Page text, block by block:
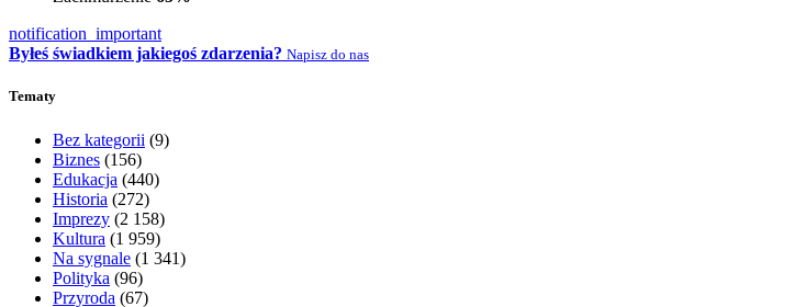
notification_important
Byłeś świadkiem jakiegoś zdarzenia? Napisz do nas
Tematy
Bez kategorii (9)
Biznes (156)
Edukacja (440)
Historia (272)
Imprezy (2 158)
Kultura (1 959)
Na sygnale (1 341)
Polityka (96)
Przyroda (67)